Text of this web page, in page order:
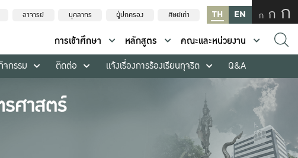
อาจารย์ บุคลากร ผู้ปกครอง ศิษย์เก่า TH EN ก ก ก
การเข้าศึกษา หลักสูตร
คณะและหน่วยงาน
จกรรม ติดต่อ แจ้งเรื่องการร้องเรียนทุจริต Q&A